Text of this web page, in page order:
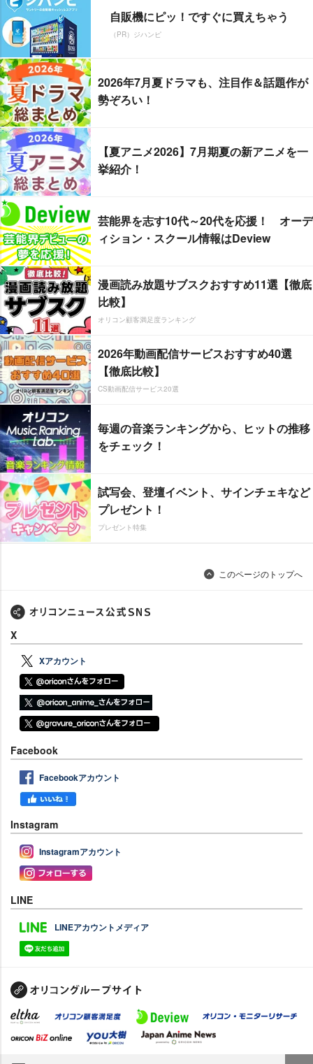
自販機にピッ！ですぐに買えちゃう
（PR）ジハンピ
2026年7月夏ドラマも、注目作＆話題作が
勢ぞろい！
【夏アニメ2026】7月期夏の新アニメを一
挙紹介！
芸能界を志す10代～20代を応援！ オーデ
ィション・スクール情報はDeview
漫画読み放題サブスクおすすめ11選【徹底
比較】
オリコン顧客満足度ランキング
2026年動画配信サービスおすすめ40選
【徹底比較】
CS動画配信サービス20選
毎週の音楽ランキングから、ヒットの推移
をチェック！
試写会、登壇イベント、サインチェキなど
プレゼント！
プレゼント特集
このページのトップへ
X
Xアカウント
Facebook
Facebookアカウント
Instagram
Instagramアカウント
LINE
LINEアカウントメディア